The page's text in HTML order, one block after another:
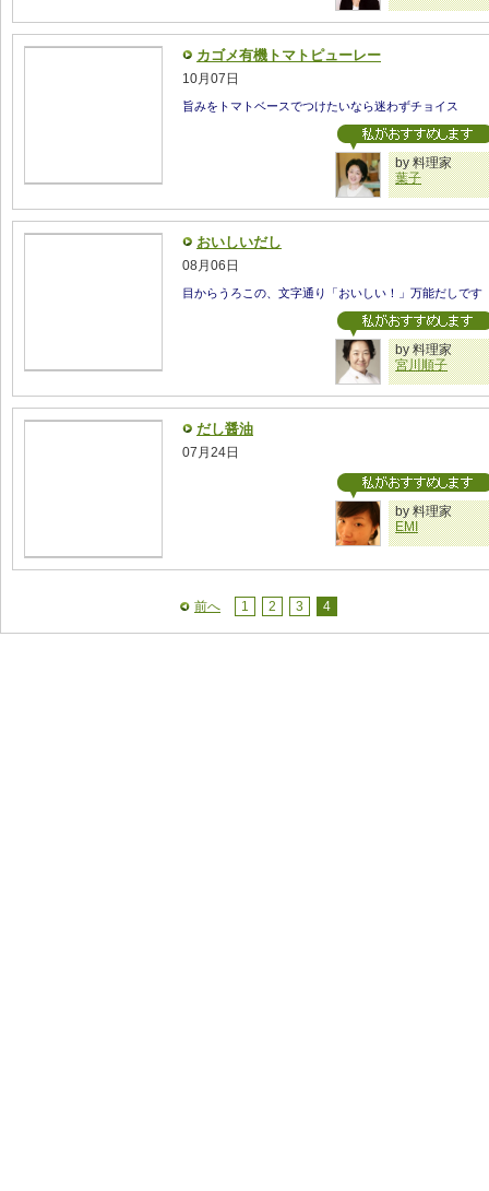
カゴメ有機トマトピューレー
10月07日
旨みをトマトベースでつけたいなら迷わずチョイス
by 料理家
葉子
おいしいだし
08月06日
目からうろこの、文字通り「おいしい！」万能だしです
by 料理家
宮川順子
だし醤油
07月24日
by 料理家
EMI
前へ 1 2 3 4